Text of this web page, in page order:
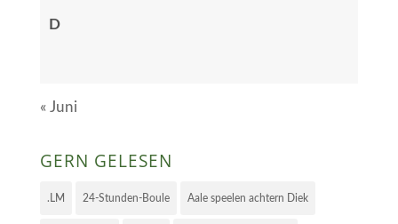
D
« Juni
GERN GELESEN
.LM 24-Stunden-Boule Aale speelen achtern Diek